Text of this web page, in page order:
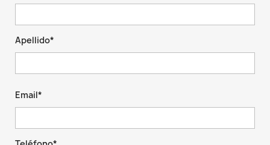
Apellido*
Email*